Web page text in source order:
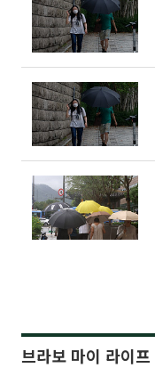
브라보 마이 라이프